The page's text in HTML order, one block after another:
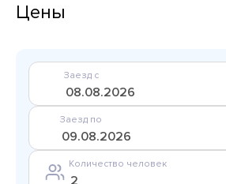
Цены
Заезд с
Заезд по
Количество человек